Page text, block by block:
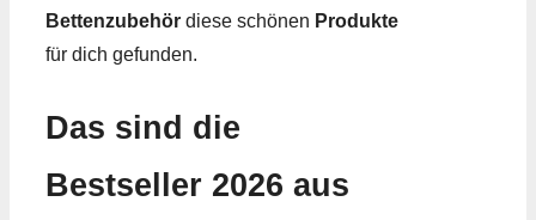
Bettenzubehör diese schönen Produkte
für dich gefunden.
Das sind die
Bestseller 2026 aus